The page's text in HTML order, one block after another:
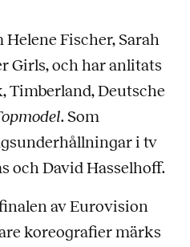
Fischer, Sarah
Girls, och har anlitats
Timberland, Deutsche
. Som
i tv
och David Hasselhoff.
av Eurovision
koreografier märks